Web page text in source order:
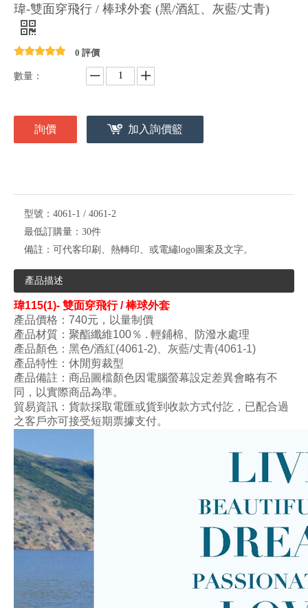
瑋-雙面穿飛行 / 棒球外套 (黑/酒紅、灰藍/丈青)
0 評價
數量：
詢價 加入詢價籃
型號： 4061-1 / 4061-2
最低訂購量： 30件
備註： 可代客印刷、熱轉印、或電繡logo圖案及文字。
產品描述
瑋115(1)- 雙面穿飛行 / 棒球外套
產品價格：740元，以量制價
產品材質： 聚酯纖維100％ . 輕鋪棉 防潑水處理
產品顏色 ：黑色/酒紅(4061-2)、灰藍/丈青(4061-1)
產品特性： 休閒剪裁型
產品備註：商品圖檔顏色因電腦螢幕設定差異會略有不
同，以實際商品為準。
貿易資訊：貨款採取電匯或貨到收款方式付訖，已配合過
之客戶亦可接受短期票據支付。